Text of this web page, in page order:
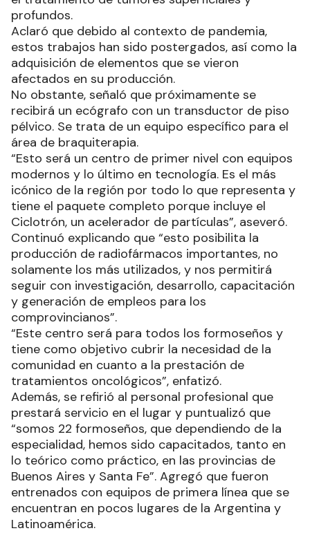
profundos.
Aclaró que debido al contexto de pandemia,
estos trabajos han sido postergados, así como la
adquisición de elementos que se vieron
afectados en su producción.
No obstante, señaló que próximamente se
recibirá un ecógrafo con un transductor de piso
pélvico. Se trata de un equipo específico para el
área de braquiterapia.
“Esto será un centro de primer nivel con equipos
modernos y lo último en tecnología. Es el más
icónico de la región por todo lo que representa y
tiene el paquete completo porque incluye el
Ciclotrón, un acelerador de partículas”, aseveró.
Continuó explicando que “esto posibilita la
producción de radiofármacos importantes, no
solamente los más utilizados, y nos permitirá
seguir con investigación, desarrollo, capacitación
y generación de empleos para los
comprovincianos”.
“Este centro será para todos los formoseños y
tiene como objetivo cubrir la necesidad de la
comunidad en cuanto a la prestación de
tratamientos oncológicos”, enfatizó.
Además, se refirió al personal profesional que
prestará servicio en el lugar y puntualizó que
“somos 22 formoseños, que dependiendo de la
especialidad, hemos sido capacitados, tanto en
lo teórico como práctico, en las provincias de
Buenos Aires y Santa Fe”. Agregó que fueron
entrenados con equipos de primera línea que se
encuentran en pocos lugares de la Argentina y
Latinoamérica.